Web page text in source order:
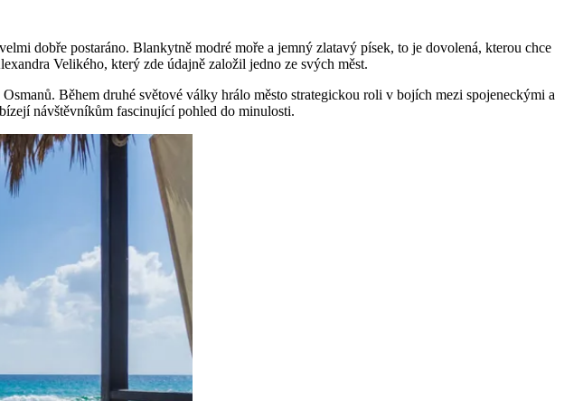
dobře postaráno. Blankytně modré moře a jemný zlatavý písek, to je dovolená, kterou chce
Velikého, který zde údajně založil jedno ze svých měst.
Během druhé světové války hrálo město strategickou roli v bojích mezi spojeneckými a
návštěvníkům fascinující pohled do minulosti.